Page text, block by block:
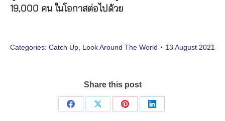
19,000 คน ในโอกาสต่อไปด้วย
Categories: Catch Up Look Around The World 13 August 2021
Share this post
Share
Share
Share
Share